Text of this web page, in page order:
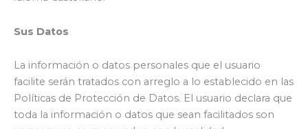
Sus Datos
La información o datos personales que el usuario
facilite serán tratados con arreglo a lo establecido en las
Políticas de Protección de Datos. El usuario declara que
toda la información o datos que sean facilitados son